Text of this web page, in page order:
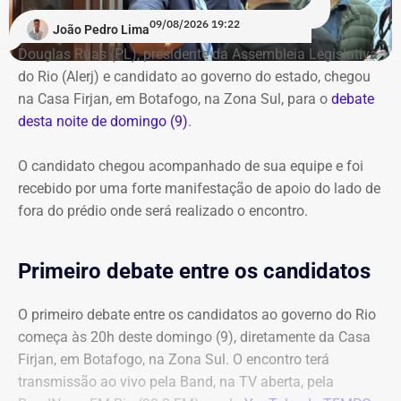
João Pedro Lima09/08/2026 19:22
Douglas Ruas (PL), presidente da Assembleia Legislativa
do Rio (Alerj) e candidato ao governo do estado, chegou
na Casa Firjan, em Botafogo, na Zona Sul, para o debate
desta noite de domingo (9).
O candidato chegou acompanhado de sua equipe e foi
recebido por uma forte manifestação de apoio do lado de
fora do prédio onde será realizado o encontro.
Primeiro debate entre os candidatos
O primeiro debate entre os candidatos ao governo do Rio
começa às 20h deste domingo (9), diretamente da Casa
Firjan, em Botafogo, na Zona Sul. O encontro terá
transmissão ao vivo pela Band, na TV aberta, pela